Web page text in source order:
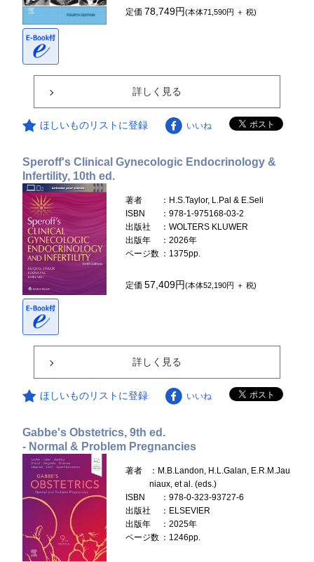
定価 78,749円(本体71,590円 ＋ 税)
詳しく見る
ほしいものリストに登録 いいね
Speroff's Clinical Gynecologic Endocrinology &
Infertility, 10th ed.
著者
：H.S.Taylor, L.Pal & E.Seli
ISBN
：978-1-975168-03-2
出版社
：WOLTERS KLUWER
出版年
：2026年
ページ数 ：1375pp.
定価57,409円(本体52,190円 ＋ 税)
詳しく見る
ほしいものリストに登録 いいね
Gabbe's Obstetrics, 9th ed.
- Normal & Problem Pregnancies
著者
：M.B.Landon, H.L.Galan, E.R.M.Jau
niaux, et al. (eds.)
ISBN
：978-0-323-93727-6
出版社
：ELSEVIER
出版年
：2025年
ページ数 ：1246pp.